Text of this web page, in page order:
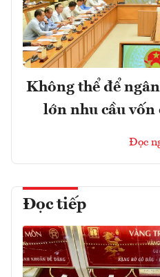
Không thể để ngân
lớn nhu cầu vốn
Đọc
Đọc tiếp